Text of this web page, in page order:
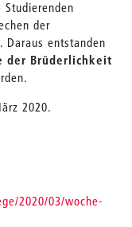
der
Daraus entstanden
der Brüderlichkeit
2020.
2020/03/woche-